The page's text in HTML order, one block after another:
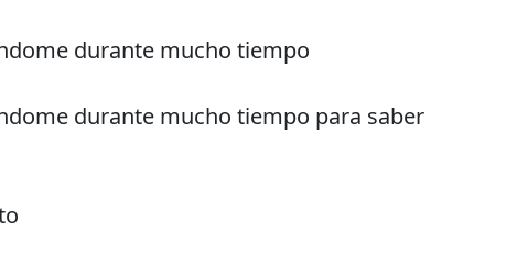
durante mucho tiempo
durante mucho tiempo para saber